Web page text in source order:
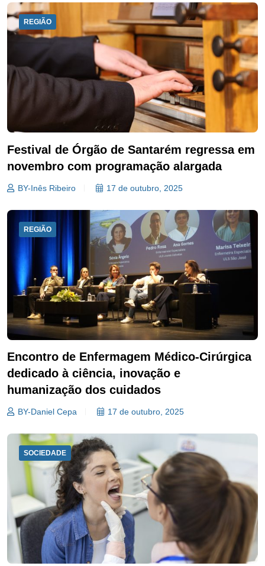
REGIÃO
Festival de Órgão de Santarém regressa em
novembro com programação alargada
BY-Inês Ribeiro 17 de outubro, 2025
REGIÃO
Encontro de Enfermagem Médico-Cirúrgica
dedicado à ciência, inovação e
humanização dos cuidados
BY-Daniel Cepa 17 de outubro, 2025
SOCIEDADE